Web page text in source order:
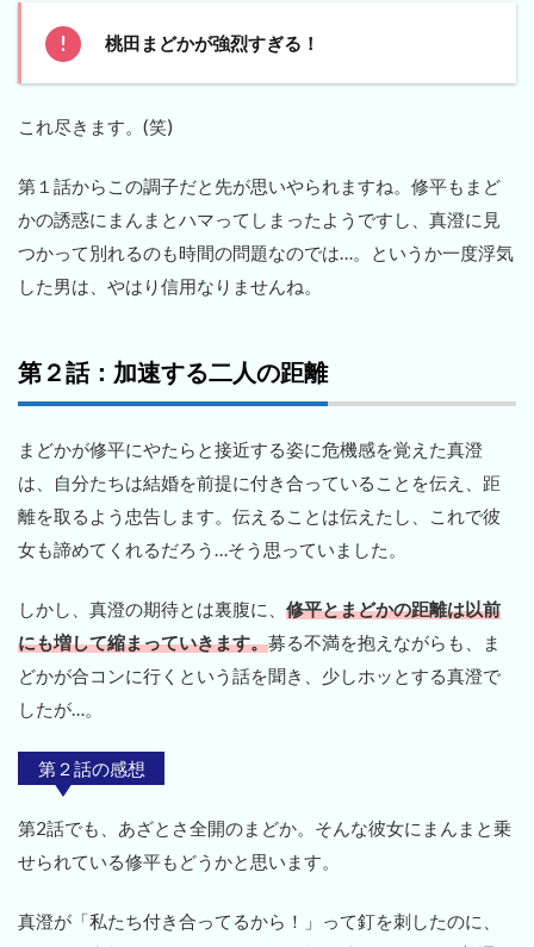
桃田まどかが強烈すぎる！
これ尽きます。(笑)
第１話からこの調子だと先が思いやられますね。修平もまど
かの誘惑にまんまとハマってしまったようですし、真澄に見
つかって別れるのも時間の問題なのでは…。というか一度浮気
した男は、やはり信用なりませんね。
第２話：加速する二人の距離
まどかが修平にやたらと接近する姿に危機感を覚えた真澄
は、自分たちは結婚を前提に付き合っていることを伝え、距
離を取るよう忠告します。伝えることは伝えたし、これで彼
女も諦めてくれるだろう…そう思っていました。
しかし、真澄の期待とは裏腹に、 修平とまどかの距離は以前
にも増して縮まっていきます。募る不満を抱えながらも、ま
どかが合コンに行くという話を聞き、少しホッとする真澄で
したが…。
第２話の感想
第2話でも、あざとさ全開のまどか。そんな彼女にまんまと乗
せられている修平もどうかと思います。
真澄が「私たち付き合ってるから！」って釘を刺したのに、